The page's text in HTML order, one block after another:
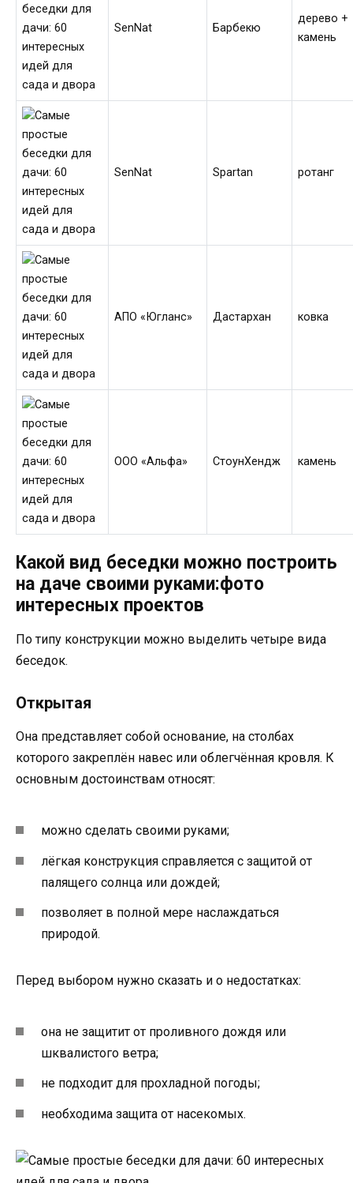
SenNat Барбекю
дерево +
камень
SenNat Spartan ротанг
АПО «Югланс» Дастархан ковка
ООО «Альфа» СтоунХендж камень
Какой вид беседки можно построить
на даче своими руками:фото
интересных проектов
По типу конструкции можно выделить четыре вида
беседок.
Открытая
Она представляет собой основание, на столбах
которого закреплён навес или облегчённая кровля. К
основным достоинствам относят:
можно сделать своими руками;
лёгкая конструкция справляется с защитой от
палящего солнца или дождей;
позволяет в полной мере наслаждаться
природой.
Перед выбором нужно сказать и о недостатках:
она не защитит от проливного дождя или
шквалистого ветра;
не подходит для прохладной погоды;
необходима защита от насекомых.